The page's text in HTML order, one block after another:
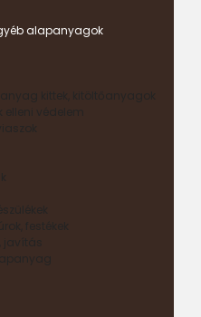
alapanyagok
kittek, kitöltőanyagok
elleni védelem
festékek